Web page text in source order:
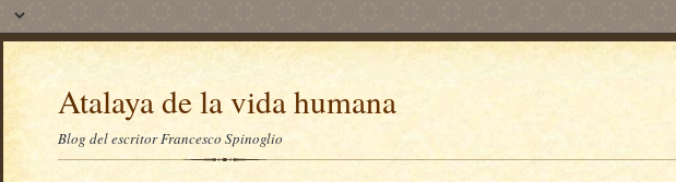
Atalaya de la vida humana
Blog del escritor Francesco Spinoglio